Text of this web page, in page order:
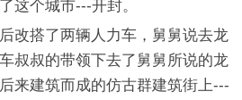
这个城市---开封。
搭了两辆人力车，舅舅说去龙
叔叔的带领下去了舅舅所说的龙
来建筑而成的仿古群建筑街上---